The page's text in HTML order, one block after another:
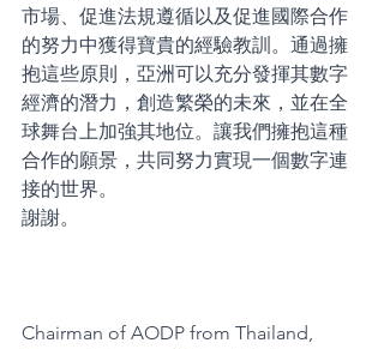
市場、促進法規遵循以及促進國際合作
的努力中獲得寶貴的經驗教訓。通過擁
抱這些原則，亞洲可以充分發揮其數字
經濟的潛力，創造繁榮的未來，並在全
球舞台上加強其地位。讓我們擁抱這種
合作的願景，共同努力實現一個數字連
接的世界。
謝謝。
Chairman of AODP from Thailand,